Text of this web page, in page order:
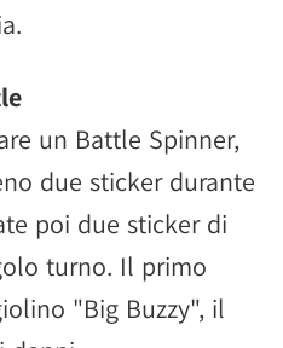
un Battle Spinner,
due sticker durante
poi due sticker di
turno. Il primo
"Big Buzzy", il